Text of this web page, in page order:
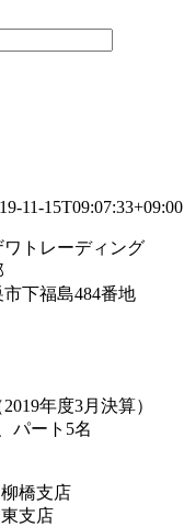
11-15T09:07:33+09:00
トレーディング
下福島484番地
年度3月決算）
パート5名
橋支店
支店